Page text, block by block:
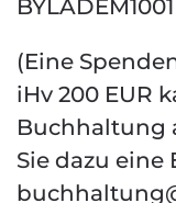
BYLADEM1001
(Eine
iHv 200 EUR
Buchhaltung
Sie dazu eine